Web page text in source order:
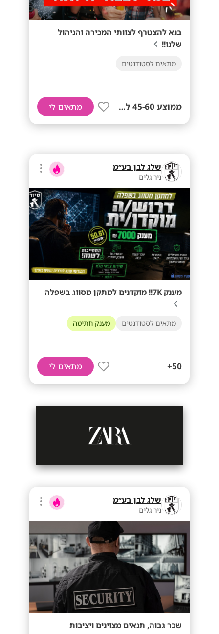
בנא להצטרף לצוותי המכירה והניהול
שלנו!!
מתאים לסטודנטים
ממוצע 45-60 לשעה! מתאים לי
שלג לבן בע״מ
ניר גלים
מענק 7K!! מוקדנים למתקן מסווג בשפלה
מתאים לסטודנטים מענק חתימה
50+ מתאים לי
שלג לבן בע״מ
ניר גלים
שכר גבוה, תנאים מצוינים ויציבות